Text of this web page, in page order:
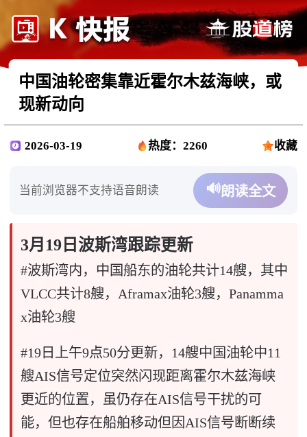
中国油轮密集靠近霍尔木兹海峡，或
现新动向
2026-03-19 热度：2260 收藏
当前浏览器不支持语音朗读 🔊朗读全文
3月19日波斯湾跟踪更新
#波斯湾内，中国船东的油轮共计14艘，其中
VLCC共计8艘，Aframax油轮3艘，Panamma
x油轮3艘
#19日上午9点50分更新，14艘中国油轮中11
艘AIS信号定位突然闪现距离霍尔木兹海峡
更近的位置，虽仍存在AIS信号干扰的可
能，但也存在船舶移动但因AIS信号断断续